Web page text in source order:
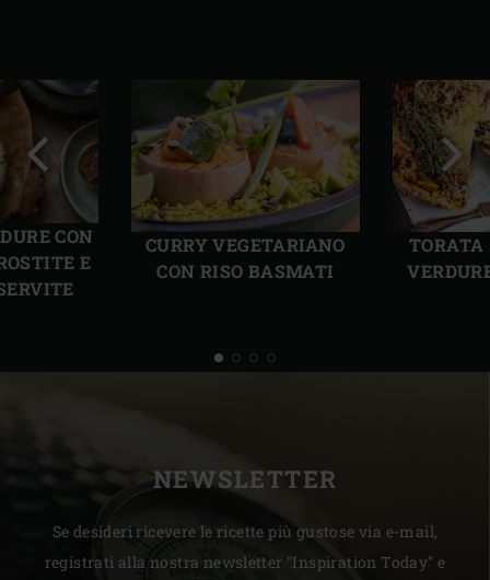
CON
E
CURRY VEGETARIANO
CON RISO BASMATI
TORATA
Precedente
NEWSLETTER
Se desideri ricevere le ricette più gustose via e-mail,
registrati alla nostra newsletter "Inspiration Today" e